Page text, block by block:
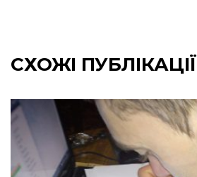
СХОЖІ ПУБЛІКАЦІЇ